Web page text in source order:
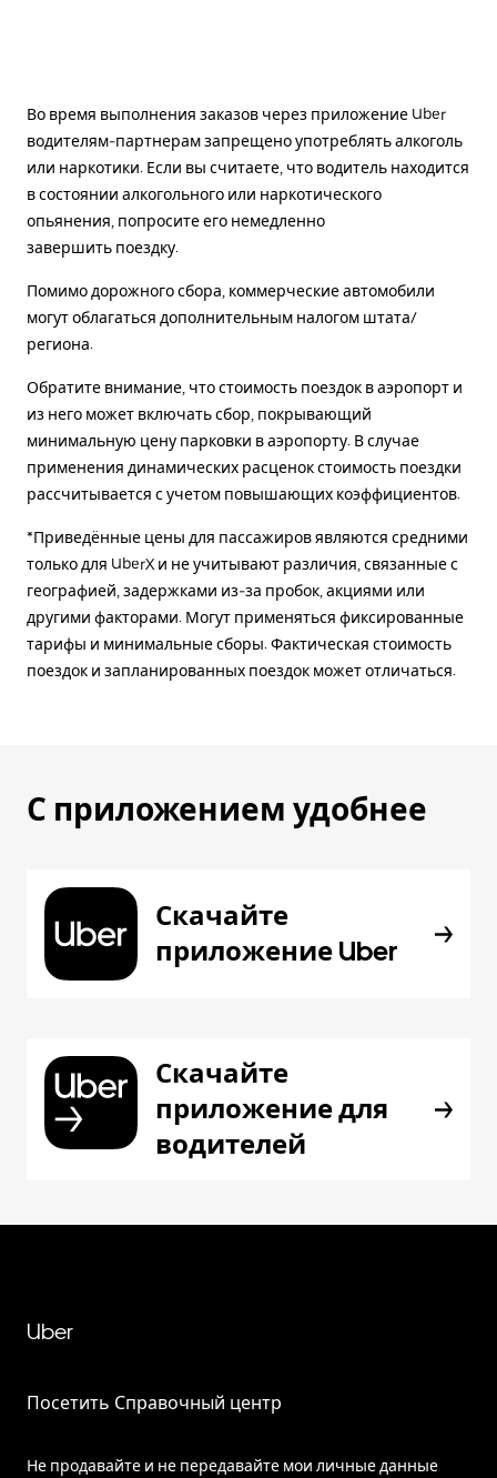
Во время выполнения заказов через приложение Uber
водителям-партнерам запрещено употреблять алкоголь
или наркотики. Если вы считаете, что водитель находится
в состоянии алкогольного или наркотического
опьянения, попросите его немедленно
завершить поездку.
Помимо дорожного сбора, коммерческие автомобили
могут облагаться дополнительным налогом штата/
региона.
Обратите внимание, что стоимость поездок в аэропорт и
из него может включать сбор, покрывающий
минимальную цену парковки в аэропорту. В случае
применения динамических расценок стоимость поездки
рассчитывается с учетом повышающих коэффициентов.
*Приведённые цены для пассажиров являются средними
только для UberX и не учитывают различия, связанные с
географией, задержками из-за пробок, акциями или
другими факторами. Могут применяться фиксированные
тарифы и минимальные сборы. Фактическая стоимость
поездок и запланированных поездок может отличаться.
С приложением удобнее
Скачайте
приложение Uber
Скачайте
приложение для
водителей
Uber
Посетить Справочный центр
Не продавайте и не передавайте мои личные данные